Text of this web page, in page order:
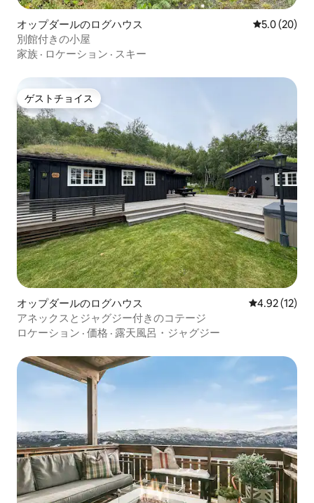
オップダールのログハウス レビュー20
5.0 (20)
別館付きの小屋
家族 · ロケーション · スキー
ゲストチョイス
ゲストチョイス
オップダールのログハウス レビュー12
4.92 (12)
アネックスとジャグジー付きのコテージ
ロケーション · 価格 · 露天風呂・ジャグジー